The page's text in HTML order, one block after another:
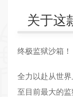
关于这
终极监狱沙箱！
全力以赴从世
至目前最大的